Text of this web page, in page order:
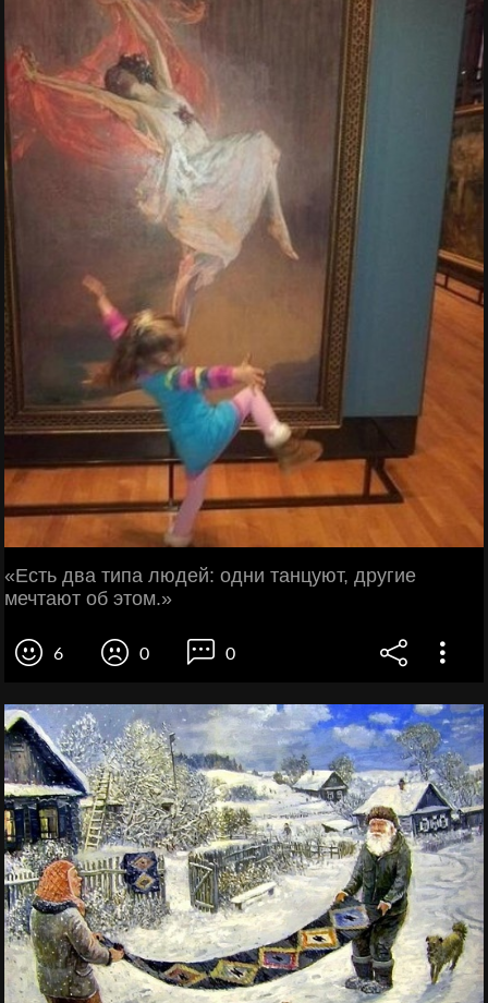
«Есть два типа людей: одни танцуют, другие
мечтают об этом.»
6 0 0